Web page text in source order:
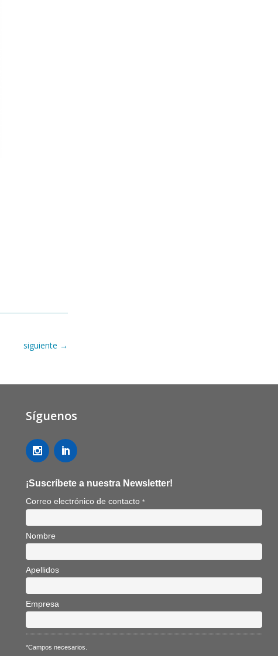
siguiente →
Síguenos
¡Suscríbete a nuestra Newsletter!
Correo electrónico de contacto *
Nombre
Apellidos
Empresa
*Campos necesarios.